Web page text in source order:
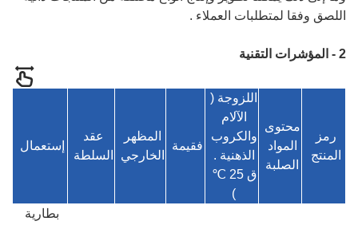
اللصق وفقا لمتطلبات العملاء .
2 - المؤشرات التقنية
رمز
المنتج
محتوى
المواد
الصلبة
اللزوجة (
الآلام
والكروب
الذهنية .
ق 25 ℃
)
فقيمة
المظهر
الخارجي
عقد
السلطة
إستعمال
بطارية